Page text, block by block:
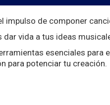
impulso de componer
dar vida a tus ideas
esenciales
para potenciar tu creación.